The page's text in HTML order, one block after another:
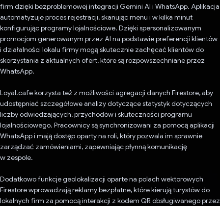
firm dzięki bezproblemowej integracji Gemini AI i WhatsApp. Aplikacja
automatyzuje proces rejestracji, skanując menu i w kilka minut
konfigurując programy lojalnościowe. Dzięki spersonalizowanym
promocjom generowanym przez AI na podstawie preferencji klientów
i działalności lokalu firmy mogą skutecznie zachęcać klientów do
skorzystania z aktualnych ofert, które są rozpowszechniane przez
WhatsApp.
Loyal.cafe korzysta też z możliwości agregacji danych Firestore, aby
udostępniać szczegółowe analizy dotyczące statystyk dotyczących
liczby odwiedzających, przychodów i skuteczności programu
lojalnościowego. Pracownicy są synchronizowani za pomocą aplikacji
WhatsApp i mają dostęp oparty na roli, który pozwala im sprawnie
zarządzać zamówieniami, zapewniając płynną komunikację
w zespole.
Dodatkowo funkcje geolokalizacji oparte na polach wektorowych
Firestore wprowadzają reklamy bezpłatne, które kierują turystów do
lokalnych firm za pomocą interakcji z kodem QR obsługiwanego przez